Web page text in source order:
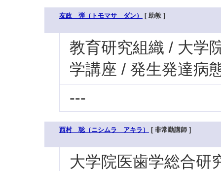
友政 弾（トモマサ ダン） [ 助教 ]
教育研究組織 / 大学
学講座 / 発生発達病
---
西村 聡（ニシムラ アキラ） [ 非常勤講師 ]
大学院医歯学総合研